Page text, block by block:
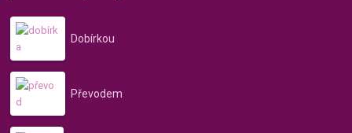
Dobírkou
Převodem